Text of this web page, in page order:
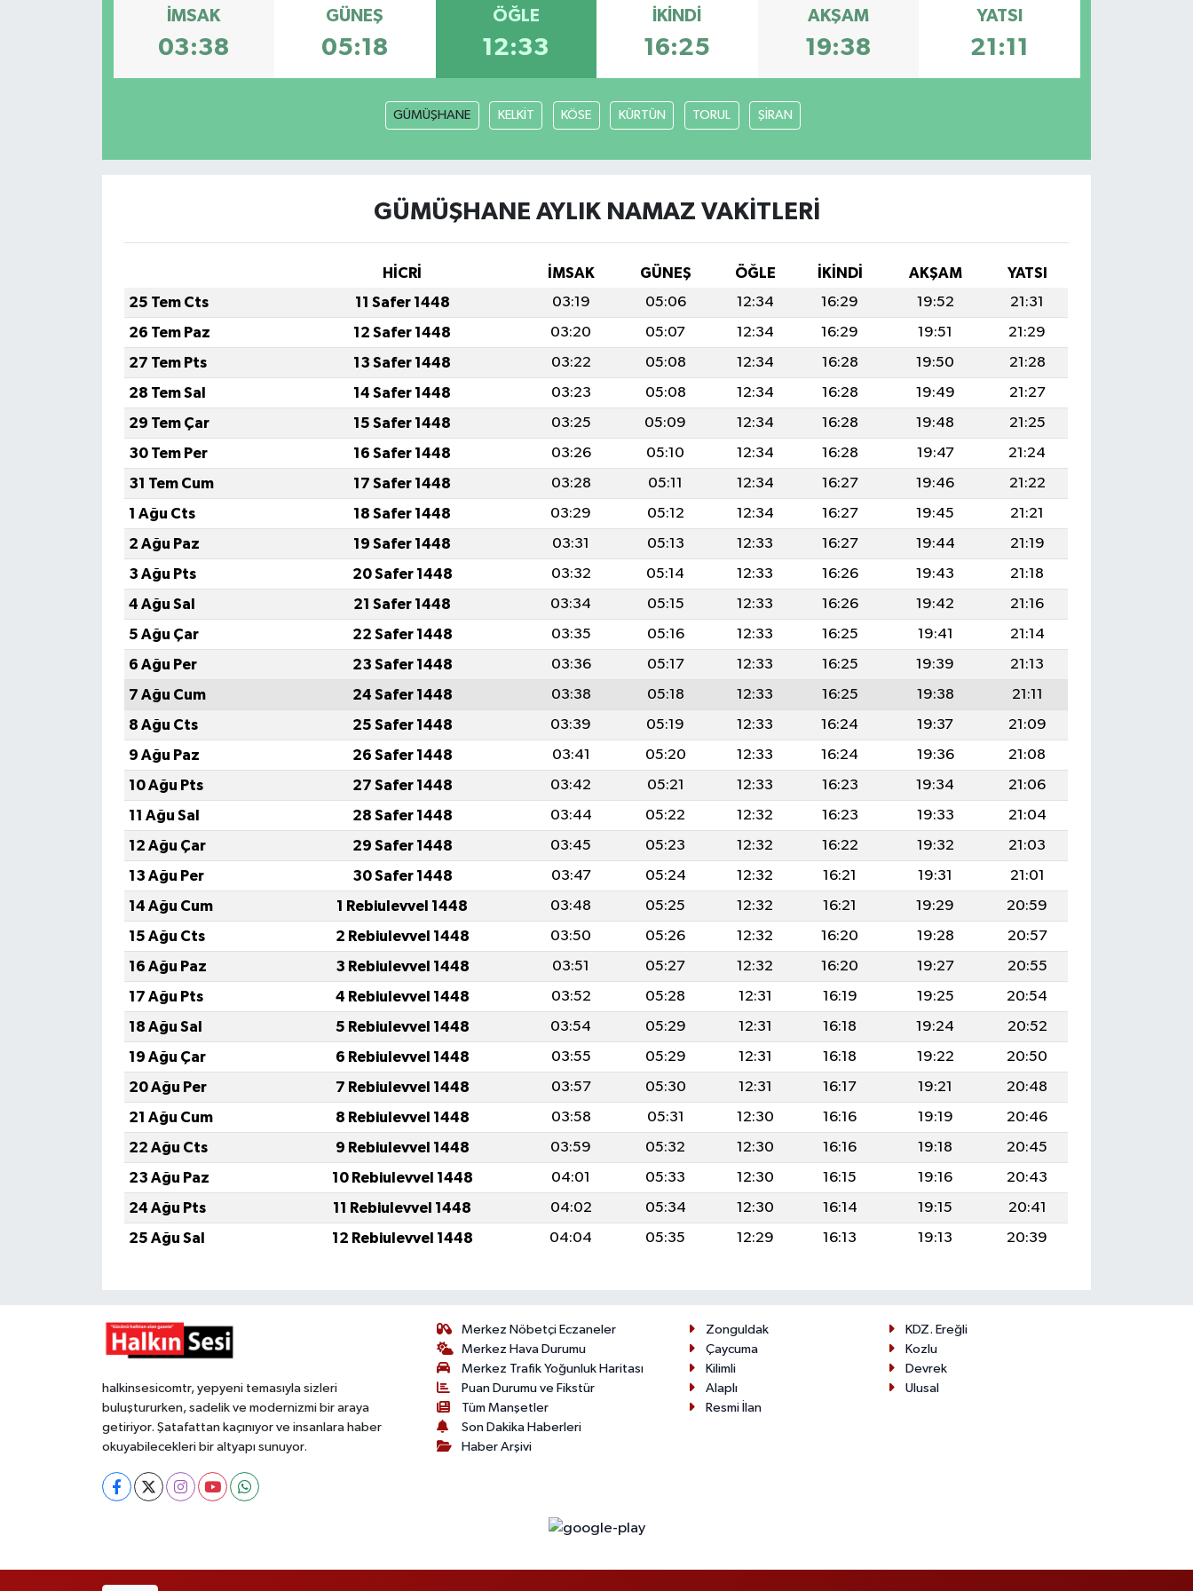
İMSAK
03:38
GÜNEŞ
05:18
ÖĞLE
12:33
İKINDI
16:25
AKŞAM
19:38
YATSI
21:11
GÜMÜŞHANE KELKİT KÖSE KÜRTÜN TORUL ŞİRAN
GÜMÜŞHANE AYLIK NAMAZ VAKITLERI
HİCRİ İMSAK GÜNEŞ ÖĞLE İKINDI AKŞAM
YATSI
25 Tem Cts
11 Safer 1448 03:19 05:06 12:34 16:29 19:52
21:31
26 Tem Paz
12 Safer 1448 03:20 05:07 12:34 16:29 19:51
21:29
27 Tem Pts
13 Safer 1448 03:22 05:08 12:34 16:28 19:50
21:28
28 Tem Sal
14 Safer 1448 03:23 05:08 12:34 16:28 19:49
21:27
29 Tem Çar
15 Safer 1448 03:25 05:09 12:34 16:28 19:48
21:25
30 Tem Per
16 Safer 1448 03:26 05:10 12:34 16:28 19:47
21:24
31 Tem Cum
17 Safer 1448 03:28 05:11 12:34 16:27 19:46
21:22
1 Ağu Cts
18 Safer 1448 03:29 05:12 12:34 16:27 19:45
21:21
2 Ağu Paz
19 Safer 1448 03:31 05:13 12:33 16:27 19:44
21:19
3 Ağu Pts
20 Safer 1448 03:32 05:14 12:33 16:26 19:43
21:18
4 Ağu Sal
21 Safer 1448 03:34 05:15 12:33 16:26 19:42
21:16
5 Ağu Çar
22 Safer 1448 03:35 05:16 12:33 16:25 19:41
21:14
6 Ağu Per
23 Safer 1448 03:36 05:17 12:33 16:25 19:39
21:13
7 Ağu Cum
24 Safer 1448 03:38 05:18 12:33 16:25 19:38
21:11
8 Ağu Cts
25 Safer 1448 03:39 05:19 12:33 16:24 19:37
21:09
9 Ağu Paz
26 Safer 1448 03:41 05:20 12:33 16:24 19:36
21:08
10 Ağu Pts
27 Safer 1448 03:42 05:21 12:33 16:23 19:34
21:06
11 Ağu Sal
28 Safer 1448 03:44 05:22 12:32 16:23 19:33
21:04
12 Ağu Çar
29 Safer 1448 03:45 05:23 12:32 16:22 19:32
21:03
13 Ağu Per
30 Safer 1448 03:47 05:24 12:32 16:21 19:31
21:01
14 Ağu Cum
1 Rebiulevvel 1448 03:48 05:25 12:32 16:21 19:29
20:59
15 Ağu Cts
2 Rebiulevvel 1448 03:50 05:26 12:32 16:20 19:28
20:57
16 Ağu Paz
3 Rebiulevvel 1448 03:51 05:27 12:32 16:20 19:27
20:55
17 Ağu Pts
4 Rebiulevvel 1448 03:52 05:28 12:31 16:19 19:25
20:54
18 Ağu Sal
5 Rebiulevvel 1448 03:54 05:29 12:31 16:18 19:24
20:52
19 Ağu Çar
6 Rebiulevvel 1448 03:55 05:29 12:31 16:18 19:22
20:50
20 Ağu Per
7 Rebiulevvel 1448 03:57 05:30 12:31 16:17 19:21
20:48
21 Ağu Cum
8 Rebiulevvel 1448 03:58 05:31 12:30 16:16 19:19
20:46
22 Ağu Cts
9 Rebiulevvel 1448 03:59 05:32 12:30 16:16 19:18
20:45
23 Ağu Paz
10 Rebiulevvel 1448 04:01 05:33 12:30 16:15 19:16
20:43
24 Ağu Pts
11 Rebiulevvel 1448 04:02 05:34 12:30 16:14 19:15
20:41
25 Ağu Sal
12 Rebiulevvel 1448 04:04 05:35 12:29 16:13 19:13 20:39
halkinsesicomtr, yepyeni temasıyla sizleri
buluştururken, sadelik ve modernizmi bir araya
getiriyor. Şatafattan kaçınıyor ve insanlara haber
okuyabilecekleri bir altyapı sunuyor.
Merkez Nöbetçi Eczaneler
Merkez Hava Durumu
Merkez Trafik Yoğunluk Haritası
Puan Durumu ve Fikstür
Tüm Manşetler
Son Dakika Haberleri
Haber Arşivi
Zonguldak
KDZ. Ereğli
Çaycuma
Kozlu
Kilimli
Devrek
Alaplı
Ulusal
Resmi İlan
Kültür - Sanat